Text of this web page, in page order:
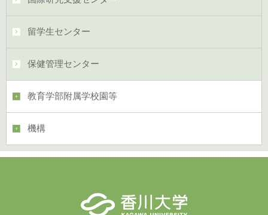
留学生センター
保健管理センター
教育学部附属学校園等
機構